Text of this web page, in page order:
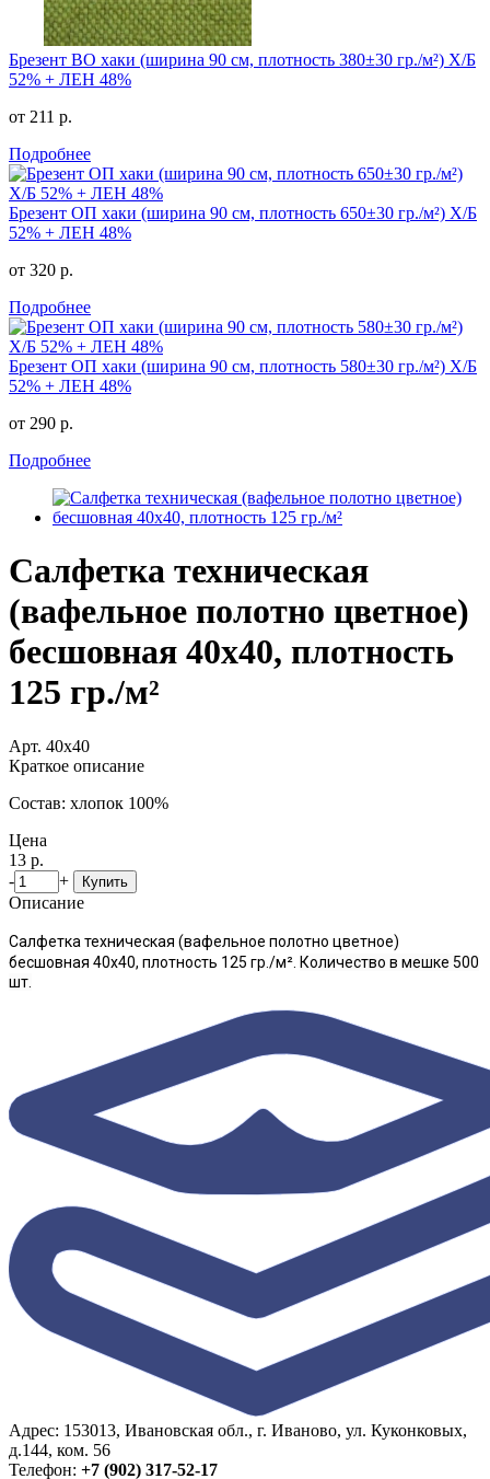
Брезент ВО хаки (ширина 90 см, плотность 380±30 гр./м²) Х/Б
52% + ЛЕН 48%
от 211 р.
Подробнее
Брезент ОП хаки (ширина 90 см, плотность 650±30 гр./м²) Х/Б
52% + ЛЕН 48%
от 320 р.
Подробнее
Брезент ОП хаки (ширина 90 см, плотность 580±30 гр./м²) Х/Б
52% + ЛЕН 48%
от 290 р.
Подробнее
Салфетка техническая
(вафельное полотно цветное)
бесшовная 40х40, плотность
125 гр./м²
Арт. 40х40
Краткое описание
Состав: хлопок 100%
Цена
13 р.
-
+ Купить
Описание
Салфетка техническая (вафельное полотно цветное)
бесшовная 40х40, плотность 125 гр./м². Количество в мешке 500
шт.
Адрес: 153013, Ивановская обл., г. Иваново, ул. Куконковых,
д.144, ком. 56
Телефон: +7 (902) 317-52-17